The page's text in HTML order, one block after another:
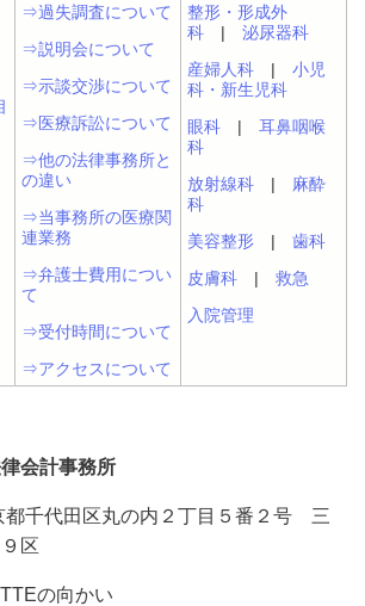
⇒過失調査について
⇒説明会について
⇒示談交渉について
⇒医療訴訟について
⇒他の法律事務所と
の違い
⇒当事務所の医療関
連業務
⇒弁護士費用につい
て
⇒受付時間について
⇒アクセスについて
整形・形成外
科 | 泌尿器科
産婦人科 | 小児
科・新生児科
眼科 | 耳鼻咽喉
科
放射線科 | 麻酔
科
美容整形 | 歯科
皮膚科 | 救急
入院管理
会計事務所
千代田区丸の内２丁目５番２号 三
区
の向かい